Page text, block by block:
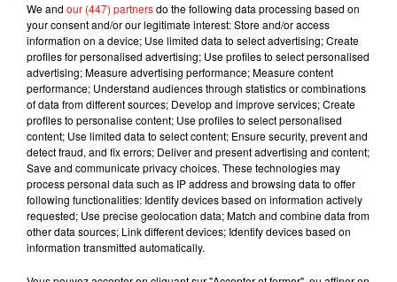
Musique
7 août 2026
Julien Lieb s’essaye à la vie de chatelain
dans son nouveau clip
7 août 2026
Madonna sort enfin le remix de « Love
Sensation » avec Kylie Minogue
We and our (447) partnersdo the following data processing based on
your consent and/or our legitimate interest: Store and/or access
information on a device; Use limited data to select advertising; Create
profiles for personalised advertising; Use profiles to select personalised
advertising; Measure advertising performance; Measure content
performance; Understand audiences through statistics or combinations
of data from different sources; Develop and improve services; Create
profiles to personalise content; Use profiles to select personalised
content; Use limited data to select content; Ensure security, prevent and
detect fraud, and fix errors; Deliver and present advertising and content;
Save and communicate privacy choices. These technologies may
process personal data such as IP address and browsing data to offer
following functionalities: Identify devices based on information actively
requested; Use precise geolocation data; Match and combine data from
other data sources; Link different devices; Identify devices based on
information transmitted automatically.